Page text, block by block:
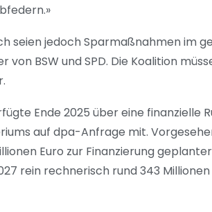
seien jedoch Sparmaßnahmen im
von BSW und SPD. Die Koalition
Ende 2025 über eine finanzielle
auf dpa-Anfrage mit.
Euro zur Finanzierung
rein rechnerisch rund 343